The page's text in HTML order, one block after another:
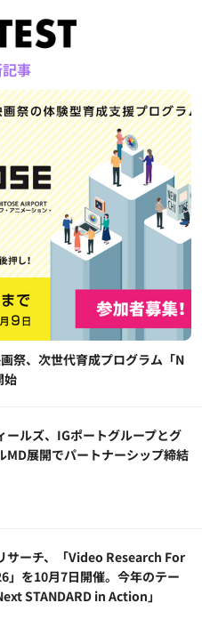
事
祭、次世代育成プログラム「N
始
ールズ、IGポートグループとグ
MD展開でパートナーシップ締結
サーチ、「Video Research For
」を10月7日開催。今年のテー
STANDARD in Action」